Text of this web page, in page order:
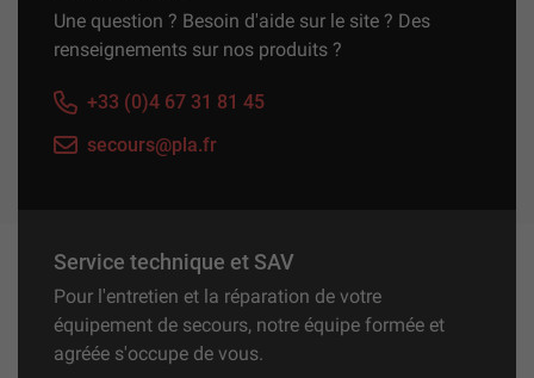
Une question ? Besoin d'aide sur le site ? Des
renseignements sur nos produits ?
+33 (0)4 67 31 81 45
secours@pla.fr
Service technique et SAV
Pour l'entretien et la réparation de votre
équipement de secours, notre équipe formée et
agréée s'occupe de vous.